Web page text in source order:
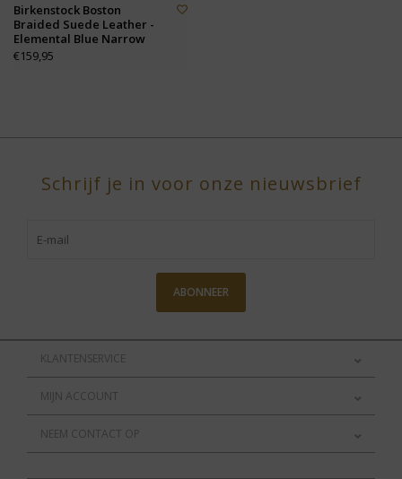
Birkenstock Boston
Braided Suede Leather -
Elemental Blue Narrow
€159,95
Schrijf je in voor onze nieuwsbrief
ABONNEER
KLANTENSERVICE
MIJN ACCOUNT
NEEM CONTACT OP